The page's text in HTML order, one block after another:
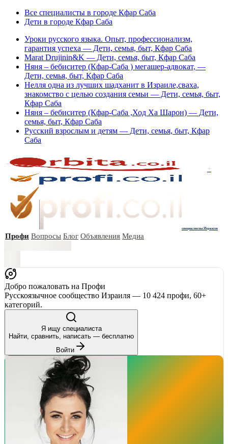
Все специалисты в городе Кфар Саба
Дети в городе Кфар Саба
Уроки русского языка. Опыт, профессионализм,
гарантия успеха — Дети, семья, быт, Кфар Саба
Marat Drujinin&K — Дети, семья, быт, Кфар Саба
Няня – бебиситер (Кфар-Саба ) мегашер-адвокат, —
Дети, семья, быт, Кфар Саба
Нелля одна из лучших шадханит в Израиле,сваха,
знакомство с целью создания семьи — Дети, семья, быт,
Кфар Саба
Няня – бебиситер (Кфар-Саба ,Ход Ха Шарон) — Дети,
семья, быт, Кфар Саба
Русский взрослым и детям — Дети, семья, быт, Кфар
Саба
+
специалисты Израиля
Профи Вопросы Блог Объявления Медиа
Добро пожаловать на Профи
Русскоязычное сообщество Израиля — 10 424 профи, 60+
категорий.
Я ищу специалиста
Найти, сравнить, написать — бесплатно
Войти